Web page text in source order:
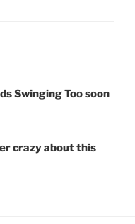
Swinging Too soon
crazy about this